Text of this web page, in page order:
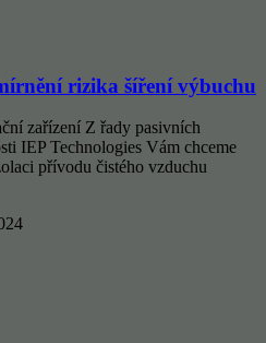
rizika šíření výbuchu
zařízení Z řady pasivních
IEP Technologies Vám chceme
přívodu čistého vzduchu